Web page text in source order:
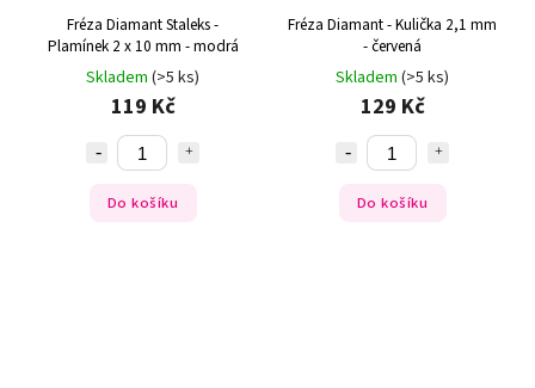
Fréza Diamant Staleks -
Plamínek 2 x 10 mm - modrá
Skladem (>5 ks)
119 Kč
Do košíku
Fréza Diamant - Kulička 2,1 mm
- červená
Skladem (>5 ks)
129 Kč
Do košíku